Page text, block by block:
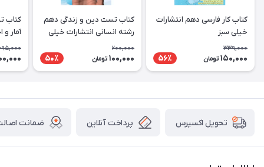
کتاب کار فارسی دهم انتشارات
خیلی سبز
339,000
150,000 تومان 56٪
کتاب تست دین و زندگی دهم
رشته انسانی انتشارات خیلی
200,000
100,000 تومان 50٪
کتاب
آمار و
تحویل اکسپرس پرداخت آنلاین ضمانت